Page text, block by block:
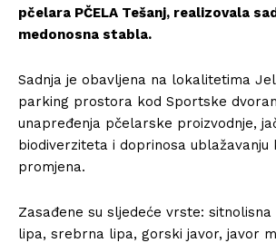
pčelara PČELA Tešanj, realizovala
medonosna stabla.
Sadnja je obavljena na lokalitetima
parking prostora kod Sportske
unapređenja pčelarske proizvodnje,
biodiverziteta i doprinosa ublažavanju
promjena.
Zasađene su sljedeće vrste:
lipa, srebrna lipa, gorski javor, javor